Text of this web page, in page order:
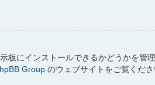
板にインストールできるかどうかを管
Group のウェブサイトをご覧くださ